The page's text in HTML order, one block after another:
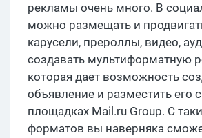
рекламы очень много. В
можно размещать и
карусели, прероллы, видео,
создавать мультиформатную
которая дает возможность
объявление и разместить его
площадках Mail.ru Group. С
форматов вы наверняка